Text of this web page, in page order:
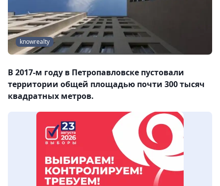
knowrealty
В 2017-м году в Петропавловске пустовали
территории общей площадью почти 300 тысяч
квадратных метров.